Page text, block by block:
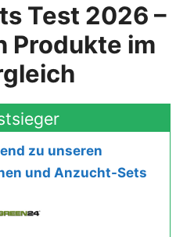
Test 2026 –
Produkte im
zu unseren
und Anzucht-Sets